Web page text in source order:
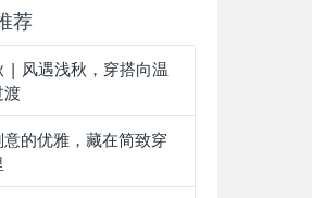
荐
| 风遇浅秋，穿搭向温
渡
意的优雅，藏在简致穿